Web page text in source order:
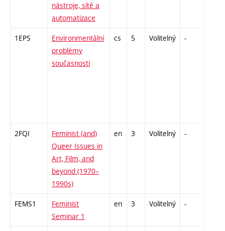
nástroje, sítě a
automatizace
1EPS
Environmentální
problémy
současnosti
cs 5 Volitelný -
2FQI
Feminist (and)
Queer Issues in
Art, Film, and
beyond (1970–
1990s)
en 3 Volitelný -
FEMS1
Feminist
Seminar 1
en 3 Volitelný -